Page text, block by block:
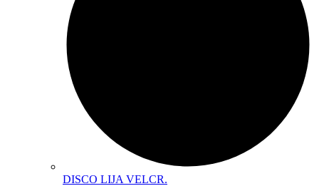
DISCO LIJA VELCR.